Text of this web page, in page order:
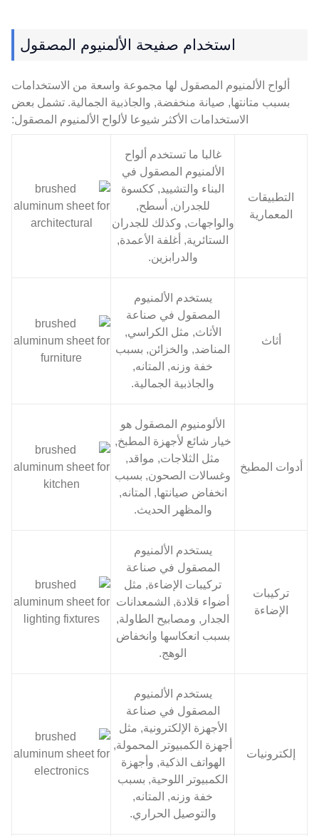
استخدام صفيحة الألمنيوم المصقول
ألواح الألمنيوم المصقول لها مجموعة واسعة من الاستخدامات
بسبب متانتها, صيانة منخفضة, والجاذبية الجمالية. تشمل بعض
الاستخدامات الأكثر شيوعا لألواح الألمنيوم المصقول:
التطبيقات
المعمارية
غالبا ما تستخدم ألواح
الألمنيوم المصقول في
البناء والتشييد, ككسوة
للجدران, أسطح,
والواجهات, وكذلك للجدران
الستائرية, أغلفة الأعمدة,
والدرابزين.
أثاث
يستخدم الألمنيوم
المصقول في صناعة
الأثاث, مثل الكراسي,
المناضد, والخزائن, بسبب
خفة وزنه, المتانه,
والجاذبية الجمالية.
أدوات المطبخ
الألومنيوم المصقول هو
خيار شائع لأجهزة المطبخ,
مثل الثلاجات, مواقد,
وغسالات الصحون, بسبب
انخفاض صيانتها, المتانه,
والمظهر الحديث.
تركيبات
الإضاءة
يستخدم الألمنيوم
المصقول في صناعة
تركيبات الإضاءة, مثل
أضواء قلادة, الشمعدانات
الجدار, ومصابيح الطاولة,
بسبب انعكاسها وانخفاض
الوهج.
إلكترونيات
يستخدم الألمنيوم
المصقول في صناعة
الأجهزة الإلكترونية, مثل
أجهزة الكمبيوتر المحمولة,
الهواتف الذكية, وأجهزة
الكمبيوتر اللوحية, بسبب
خفة وزنه, المتانه,
والتوصيل الحراري.